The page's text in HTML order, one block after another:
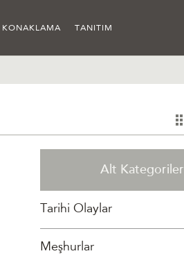
KONAKLAMA TANITIM
Alt Kategoriler
Tarihi Olaylar
Meşhurlar